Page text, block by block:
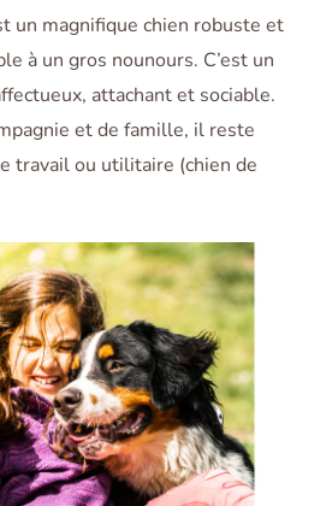
un magnifique chien robuste et
à un gros nounours. C’est un
attachant et sociable.
et de famille, il reste
travail ou utilitaire (chien de